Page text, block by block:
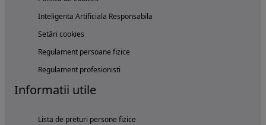
Inteligenta Artificiala Responsabila
Setări cookies
Regulament persoane fizice
Regulament profesionisti
Informatii utile
Lista de preturi persone fizice